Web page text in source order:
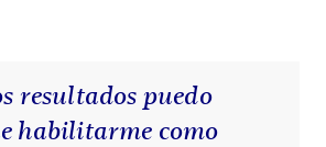
resultados puedo
habilitarme como